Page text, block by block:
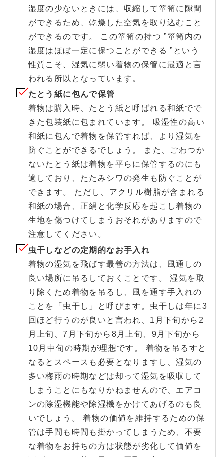
湿度の少ないときには、収縮して箪笥に隙間
ができるため、乾燥した空気を取り込むこと
ができるのです。 この箪笥の持つ ”箪笥内の
湿度はほぼ一定に保つことができる ”という
性質こそ、湿気に弱い着物の保管に最適と言
われる所以となっています。
たとう紙に包んで保管
着物は購入時、たとう紙と呼ばれる和紙でで
きた包装紙に包まれています。 吸湿性の高い
和紙に包んで着物を保管すれば、より湿気を
防ぐことができるでしょう。 また、ごわつか
ないたとう紙は着物を平らに保管するのにも
適しており、たたみシワの発生も防ぐことが
できます。 ただし、アクリル樹脂が含まれる
和紙の場合、正絹と化学反応を起こし着物の
生地を傷つけてしまうおそれがありますので
注意してください。
虫干しなどの定期的なお手入れ
着物の湿気を飛ばす最善の方法は、風通しの
良い場所に吊るしておくことです。 湿気を取
り除くため着物を吊るし、風を通す手入れの
ことを「虫干し」と呼びます。虫干しは年に3
回ほど行うのが良いと言われ、1月下旬から2
月上旬、7月下旬から8月上旬、9月下旬から
10月中旬の時期が理想です。 着物を吊るすと
なるとスペースも必要となりますし、湿気の
多い梅雨の時期などは却って湿気を吸収して
しまうことにもなりかねませんので、エアコ
ンの除湿機能や除湿機をかけてあげるのも良
いでしょう。 着物の価値を維持するための保
管は手間も時間も掛かってしまうため、不要
な着物をお持ちの方は状態が劣化して価値を